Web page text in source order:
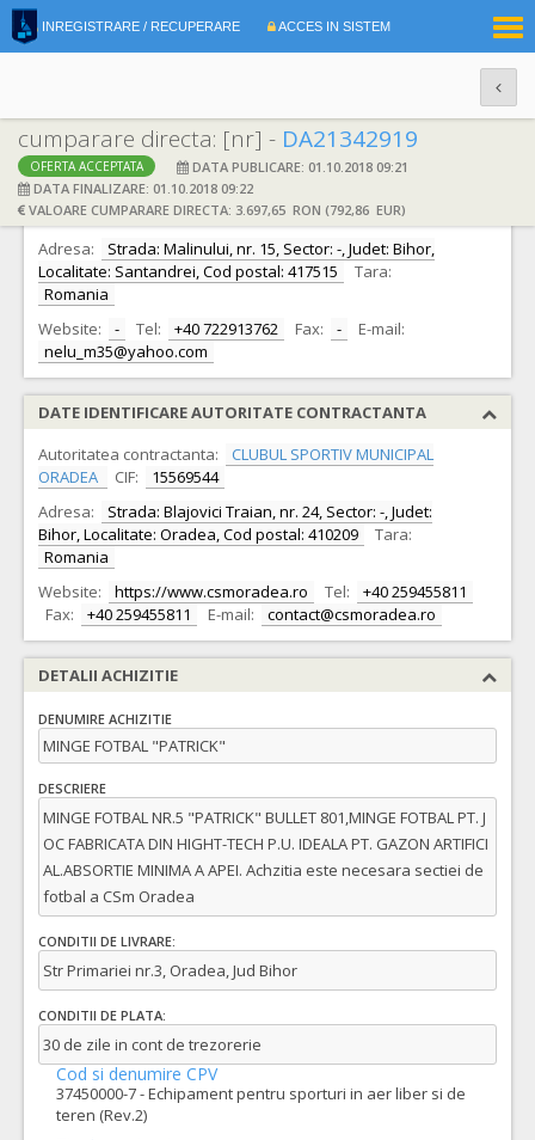
INREGISTRARE / RECUPERARE ACCES IN SISTEM
cumparare directa: [nr] - DA21342919
OFERTA ACCEPTATA
DATA PUBLICARE: 01.10.2018 09:21
DATA FINALIZARE: 01.10.2018 09:22
VALOARE CUMPARARE DIRECTA: 3.697,65 RON (792,86 EUR)
DATE IDENTIFICARE OFERTANT
Ofertant: S.C. S.C. NEGATEL S.R.L. S.R.L. CIF: 3247715
Adresa:
Strada: Malinului, nr. 15, Sector: -, Judet: Bihor,
Localitate: Santandrei, Cod postal: 417515
Tara:
Romania
Website:
- Tel: +40 722913762 Fax: -
E-mail:
nelu_m35@yahoo.com
DATE IDENTIFICARE AUTORITATE CONTRACTANTA
Autoritatea contractanta:
CLUBUL SPORTIV MUNICIPAL
ORADEA
CIF:
15569544
Adresa:
Strada: Blajovici Traian, nr. 24, Sector: -, Judet:
Bihor, Localitate: Oradea, Cod postal: 410209
Tara:
Romania
Website:
https://www.csmoradea.ro Tel:
+40 259455811
Fax:
+40 259455811 E-mail: contact@csmoradea.ro
DETALII ACHIZITIE
DENUMIRE ACHIZITIE
MINGE FOTBAL "PATRICK"
DESCRIERE
MINGE FOTBAL NR.5 "PATRICK" BULLET 801,MINGE FOTBAL PT. J
OC FABRICATA DIN HIGHT-TECH P.U. IDEALA PT. GAZON ARTIFICI
AL.ABSORTIE MINIMA A APEI. Achzitia este necesara sectiei de
fotbal a CSm Oradea
CONDITII DE LIVRARE:
Str Primariei nr.3, Oradea, Jud Bihor
CONDITII DE PLATA:
30 de zile in cont de trezorerie
Cod si denumire CPV
37450000-7 - Echipament pentru sporturi in aer liber si de
teren (Rev.2)